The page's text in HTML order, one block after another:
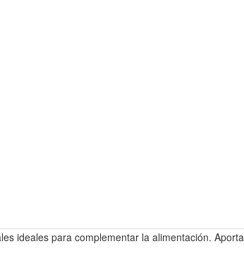
ideales para complementar la alimentación.